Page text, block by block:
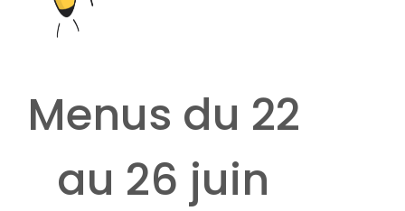
Menus du 22
au 26 juin